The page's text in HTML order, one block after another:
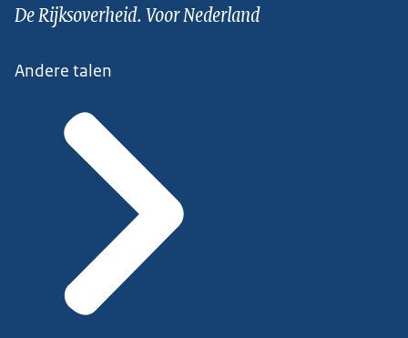
De Rijksoverheid. Voor Nederland
Andere talen